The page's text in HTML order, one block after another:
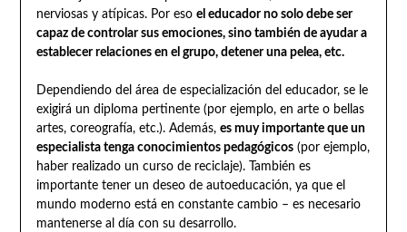
nerviosas y atípicas. Por eso el educador no solo debe ser
capaz de controlar sus emociones, sino también de ayudar a
establecer relaciones en el grupo, detener una pelea, etc.
Dependiendo del área de especialización del educador, se le
exigirá un diploma pertinente (por ejemplo, en arte o bellas
artes, coreografía, etc.). Además, es muy importante que un
especialista tenga conocimientos pedagógicos(por ejemplo,
haber realizado un curso de reciclaje). También es
importante tener un deseo de autoeducación, ya que el
mundo moderno está en constante cambio – es necesario
mantenerse al día con su desarrollo.